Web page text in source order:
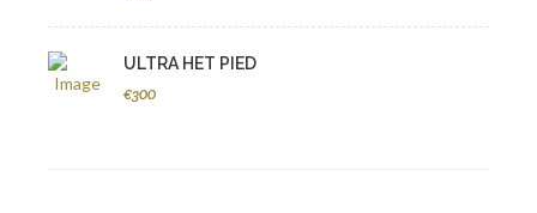
ULTRA HET PIED
€300